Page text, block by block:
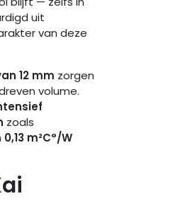
uit
van deze
12 mm zorgen
volume.
zoals
0,13 m²C°/W